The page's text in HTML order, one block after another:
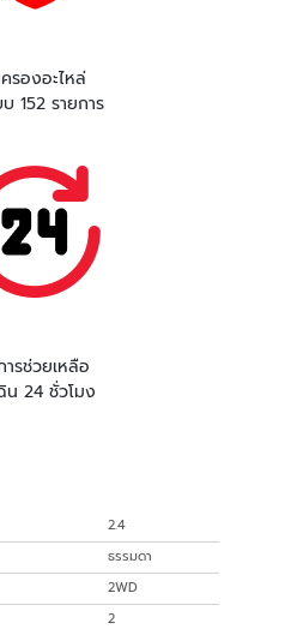
รองอะไหล่
152 รายการ
ารช่วยเหลือ
น 24 ชั่วโมง
2.4
ธรรมดา
2WD
2